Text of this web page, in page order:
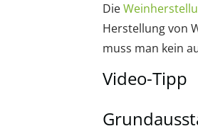
Die
Herstellung von
muss man kein
Video-Tipp